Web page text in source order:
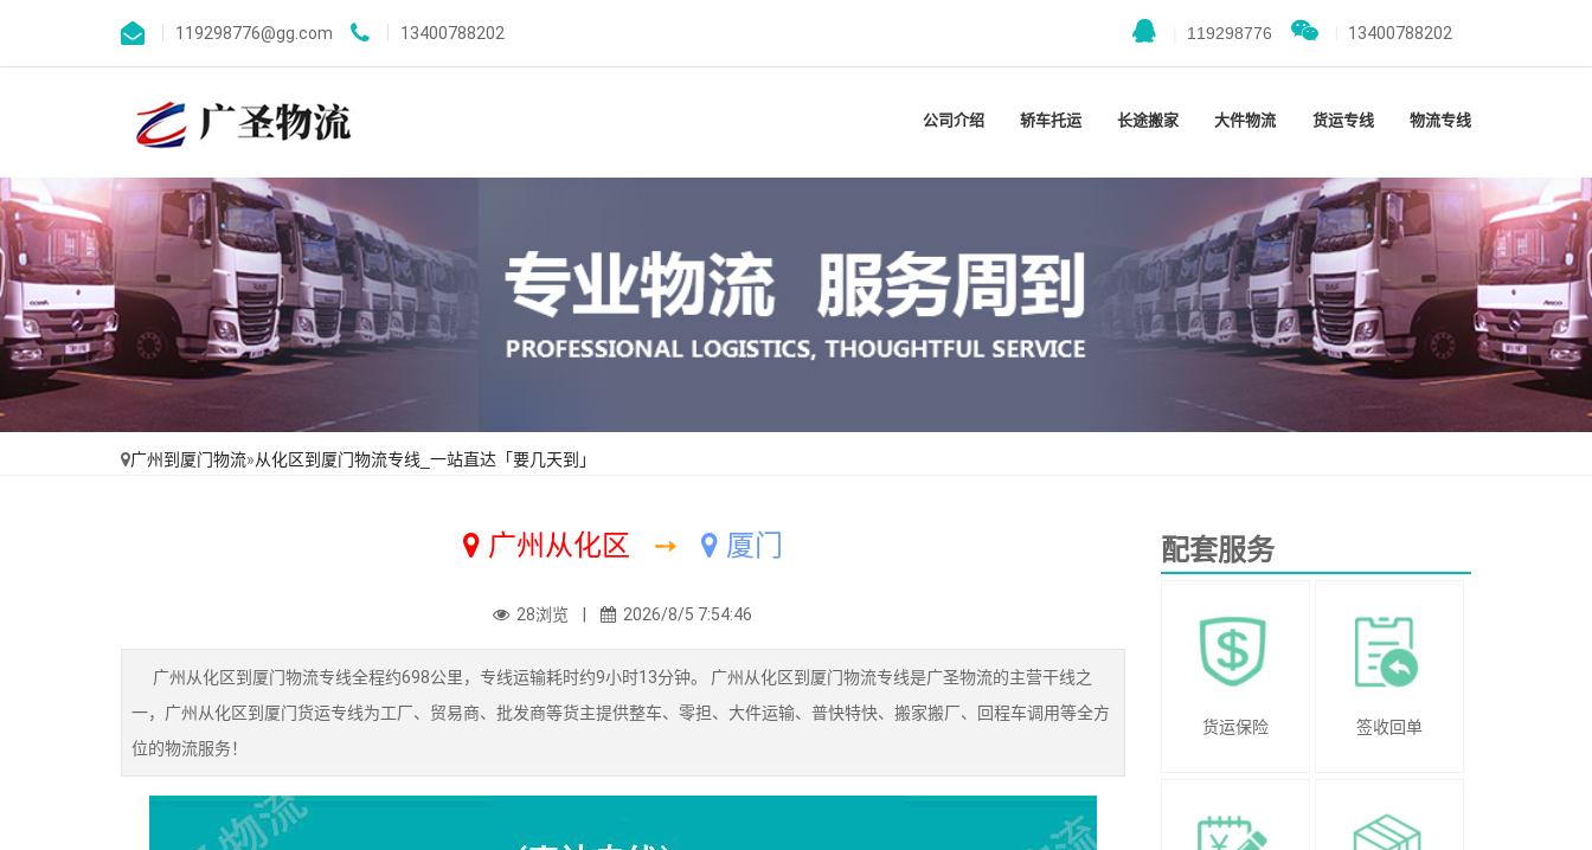
119298776@gg.com 13400788202 119298776 13400788202
公司介绍 轿车托运 长途搬家 大件物流 货运专线 物流专线
广州到厦门物流»从化区到厦门物流专线_一站直达「要几天到」
广州从化区 ➙ 厦门
28浏览 | 2026/8/5 7:54:46
广州从化区到厦门物流专线全程约698公里，专线运输耗时约9小时13分钟。 广州从化区到厦门物流专线是广圣物流的主营干线之
一，广州从化区到厦门货运专线为工厂、贸易商、批发商等货主提供整车、零担、大件运输、普快特快、搬家搬厂、回程车调用等全方
位的物流服务！
配套服务
货运保险 签收回单